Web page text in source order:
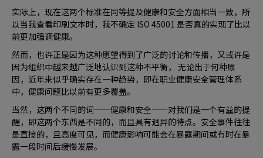
实际上，现在这两个标准在同等提及健康和安全方面相当一致，所
以当我查看印刷文本时，我不确定 ISO 45001 是否真的实现了比以
前更加强调健康。
然而，也许正是因为这种愿望得到了广泛的讨论和传播，又或许是
因为组织中越来越广泛地认识到这种不平衡， 无论出于何种原
因，近年来似乎确实存在一种趋势，即在职业健康安全管理体系
中，健康问题比以前有更多覆盖。
当然，这两个不同的词——健康和安全——对我们是一个有益的提
醒，即这两个东西是不同的，而且具有迥异的特点。安全事件往往
是直接的，且高度可见，而健康影响可能会在暴露期间或有时在暴
露一段时间后缓慢发展。